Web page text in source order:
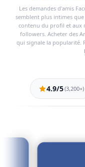
Les demandes d'amis
semblent plus intimes
contenu du profil et aux
followers. Acheter des
qui signale la popularité.
4.9/5(3,200+)